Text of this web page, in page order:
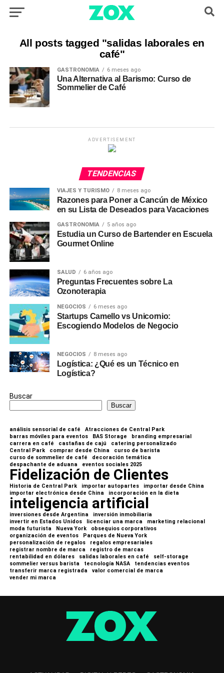
All posts tagged "salidas laborales en
café"
GASTRONOMIA 6 meses ago
Una Alternativa al Barismo: Curso de
Sommelier de Café
ADVERTISEMENT
TENDENCIAS
VIAJES Y TURISMO 8 meses ago
Razones para Poner a Cancún de México
en su Lista de Deseados para Vacaciones
GASTRONOMIA 5 años ago
Estudia un Curso de Bartender en Escuela
Gourmet Online
SALUD 6 años ago
Preguntas Frecuentes sobre La
Ozonoterapia
NEGOCIOS 6 meses ago
Startups Camello vs Unicornio:
Escogiendo Modelos de Negocio
NEGOCIOS 8 meses ago
Logística: ¿Qué es un Técnico en
Logística?
Buscar
Buscar
análisis sensorial de café
Atracciones de Central Park
barras móviles para eventos
BAS Storage
branding empresarial
carrera en café
castañas de cajú
catering personalizado
Central Park
comprar desde China
curso de barista
curso de sommelier de café
decoración temática
despachante de aduana
eventos sociales 2025
Fidelización de Clientes
Historia de Central Park importar autopartes
importar desde China
importar electrónica desde China
incorporación en la dieta
inteligencia artificial
inversiones desde Argentina
inversión inmobiliaria
invertir en Estados Unidos
licenciar una marca
marketing relacional
moda futurista
Nueva York
obsequios corporativos
organización de eventos
Parques de Nueva York
personalización de regalos
regalos empresariales
registrar nombre de marca
registro de marcas
rentabilidad en dólares
salidas laborales en café
self-storage
sommelier versus barista
tecnología NASA
tendencias eventos
transferir marca registrada
valor comercial de marca
vender mi marca